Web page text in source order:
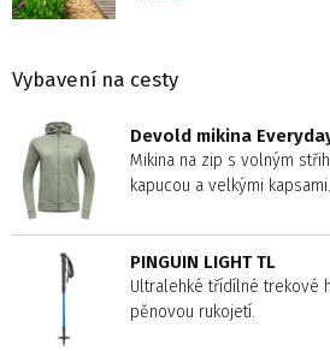
Vybavení na cesty
Devold mikina
Mikina na zip s volným
kapucou a velkými kapsami.
PINGUIN LIGHT TL
Ultralehké třídílné trekové
pěnovou rukojetí.